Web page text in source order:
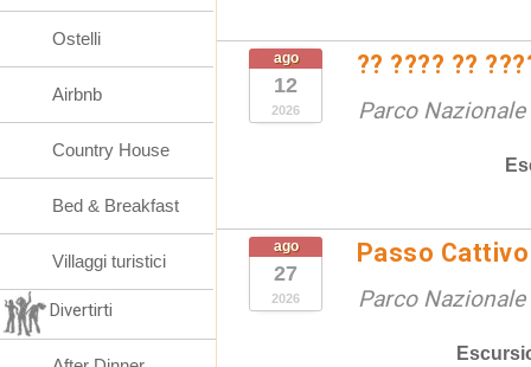
ago
12
2026
?? ???? ??
Parco
ago
27
2026
Passo
Parco
Ostelli
Airbnb
Country House
Bed & Breakfast
Villaggi turistici
Divertirti